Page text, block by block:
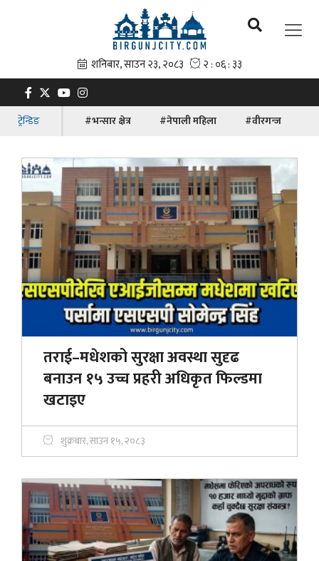
ट्रेन्डिङ #भन्सार क्षेत्र #नेपाली महिला #वीरगन्ज
तराई–मधेशको सुरक्षा अवस्था सुदृढ
बनाउन १५ उच्च प्रहरी अधिकृत फिल्डमा
खटाइए
शुक्रबार, साउन १५, २०८३